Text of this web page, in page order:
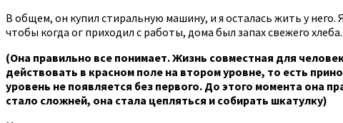
В общем, он купил стиральную машину, и я осталась жить у него.
чтобы когда ог приходил с работы, дома был запах свежего
(Она правильно все понимает. Жизнь совместная для
действовать в красном поле на втором уровне, то есть
уровень не появляется без первого. До этого момента она
стало сложней, она стала цепляться и собирать шкатулку)